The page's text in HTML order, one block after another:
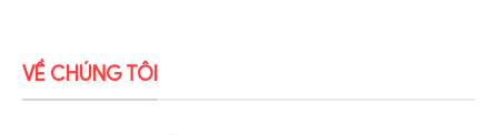
VỀ CHÚNG TÔI